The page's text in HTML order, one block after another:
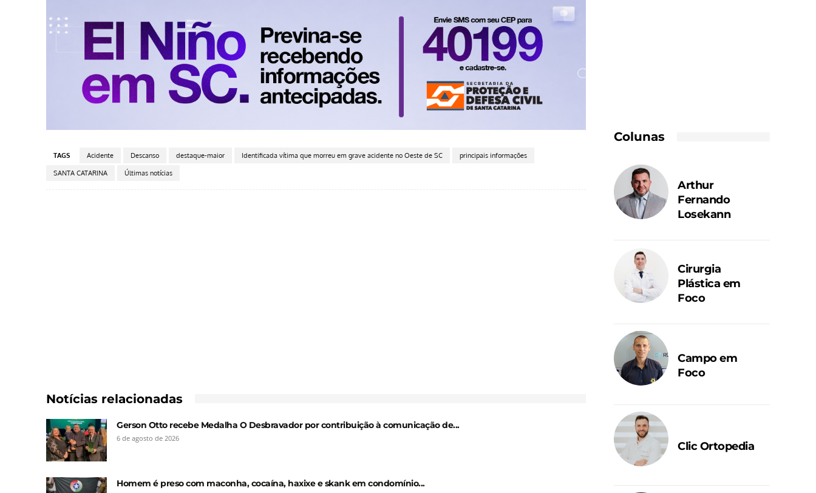
TAGS Acidente Descanso destaque-maior Identificada vítima que morreu em grave acidente no Oeste de SC principais informações
SANTA CATARINA Últimas notícias
Notícias relacionadas
Gerson Otto recebe Medalha O Desbravador por contribuição à comunicação de...
6 de agosto de 2026
Homem é preso com maconha, cocaína, haxixe e skank em condomínio...
Colunas
Arthur
Fernando
Losekann
Cirurgia
Plástica em
Foco
Campo em
Foco
Clic Ortopedia